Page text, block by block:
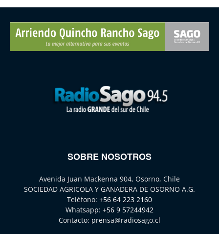
SOBRE NOSOTROS
Avenida Juan Mackenna 904, Osorno, Chile
SOCIEDAD AGRICOLA Y GANADERA DE OSORNO A.G.
Teléfono: +56 64 223 2160
Whatsapp: +56 9 57244942
Contacto: prensa@radiosago.cl